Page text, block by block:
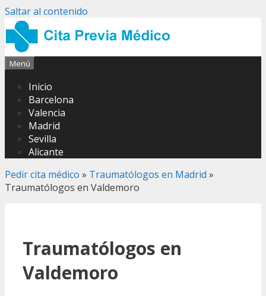
Saltar al contenido
Menú
Inicio
Barcelona
Valencia
Madrid
Sevilla
Alicante
Pedir cita médico » Traumatólogos en Madrid »
Traumatólogos en Valdemoro
Traumatólogos en
Valdemoro